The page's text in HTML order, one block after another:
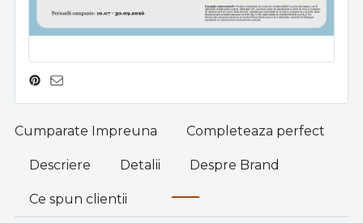
Cumparate Impreuna Completeaza perfect
Descriere Detalii Despre Brand
Ce spun clientii